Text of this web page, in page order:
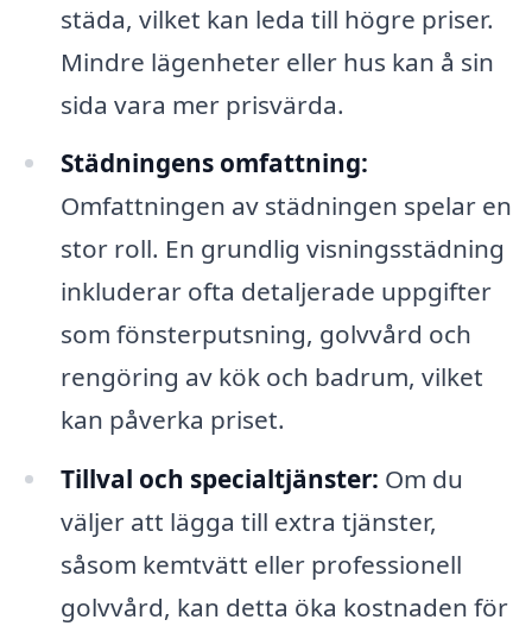
städa, vilket kan leda till högre priser.
Mindre lägenheter eller hus kan å sin
sida vara mer prisvärda.
Städningens omfattning:
Omfattningen av städningen spelar en
stor roll. En grundlig visningsstädning
inkluderar ofta detaljerade uppgifter
som fönsterputsning, golvvård och
rengöring av kök och badrum, vilket
kan påverka priset.
Tillval och specialtjänster: Om du
väljer att lägga till extra tjänster,
såsom kemtvätt eller professionell
golvvård, kan detta öka kostnaden för